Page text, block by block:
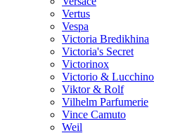
Vertus
Vespa
Victoria Bredikhina
Victoria's Secret
Victorinox
Victorio & Lucchino
Viktor & Rolf
Vilhelm Parfumerie
Vince Camuto
Weil